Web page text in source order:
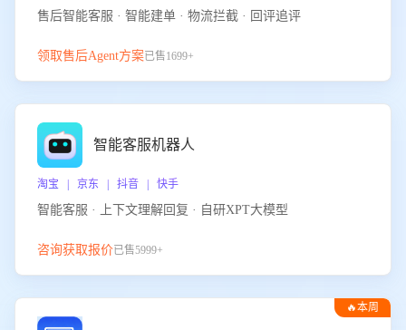
售后智能客服 · 智能建单 · 物流拦截 · 回评追评
领取售后Agent方案已售1699+
智能客服机器人
淘宝 | 京东 | 抖音 | 快手
智能客服 · 上下文理解回复 · 自研XPT大模型
咨询获取报价已售5999+
🔥本周